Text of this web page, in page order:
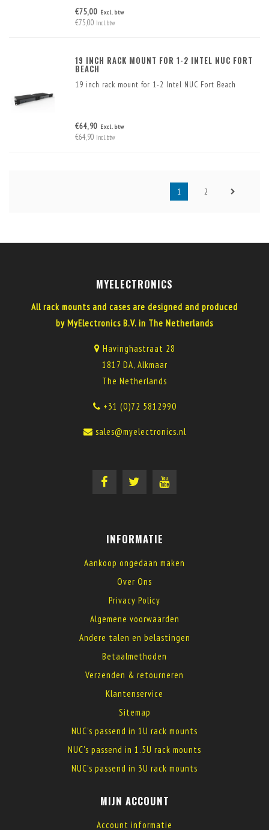
€75,00 Excl. btw
€75,00 Incl. btw
19 INCH RACK MOUNT FOR 1-2 INTEL NUC FORT
BEACH
19 inch rack mount for 1-2 Intel NUC Fort Beach
€64,90 Excl. btw
€64,90 Incl. btw
1 2
MYELECTRONICS
All rack mounts and cases are designed and produced
by MyElectronics B.V. in The Netherlands
Havinghastraat 28
1817 DA, Alkmaar
The Netherlands
+31 (0)72 5812990
sales@myelectronics.nl
INFORMATIE
Aankoop ongedaan maken
Over Ons
Privacy Policy
Algemene voorwaarden
Andere talen en belastingen
Betaalmethoden
Verzenden & retourneren
Klantenservice
Sitemap
NUC's passend in 1U rack mounts
NUC's passend in 1.5U rack mounts
NUC's passend in 3U rack mounts
MIJN ACCOUNT
Account informatie